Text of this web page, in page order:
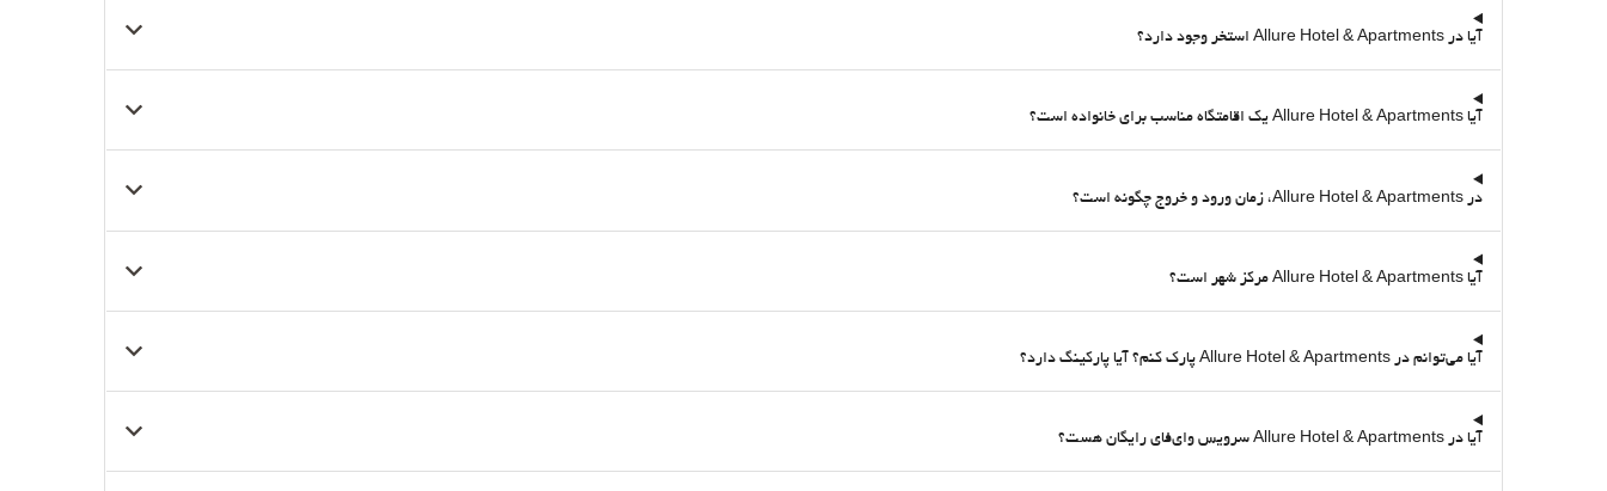
آیا در Allure Hotel & Apartments استخر وجود دارد؟
آیا Allure Hotel & Apartments یک اقامتگاه مناسب برای خانواده است؟
در Allure Hotel & Apartments، زمان ورود و خروج چگونه است؟
آیا Allure Hotel & Apartments مرکز شهر است؟
آیا می‌توانم در Allure Hotel & Apartments پارک کنم؟ آیا پارکینگ دارد؟
آیا در Allure Hotel & Apartments سرویس وای‌فای رایگان هست؟